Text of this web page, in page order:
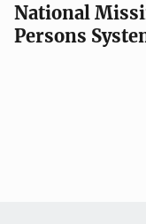
National
Persons